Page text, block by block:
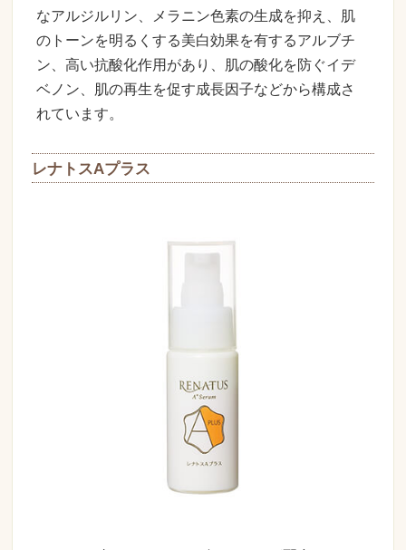
なアルジルリン、メラニン色素の生成を抑え、肌
のトーンを明るくする美白効果を有するアルブチ
ン、高い抗酸化作用があり、肌の酸化を防ぐイデ
ベノン、肌の再生を促す成長因子などから構成さ
れています。
レナトスAプラス